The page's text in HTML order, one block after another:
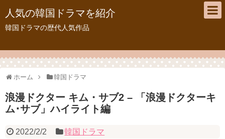
人気の韓国ドラマを紹介
韓国ドラマの歴代人気作品
ホーム 韓国ドラマ
浪漫ドクター キム・サブ2 – 「浪漫ドクターキ
ム･サブ」ハイライト編
2022/2/2 韓国ドラマ